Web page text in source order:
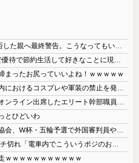
まったお尻っていいよね！ｗｗｗｗｗ
とひどいわ
ｗｗｗｗｗｗｗｗｗｗｗ